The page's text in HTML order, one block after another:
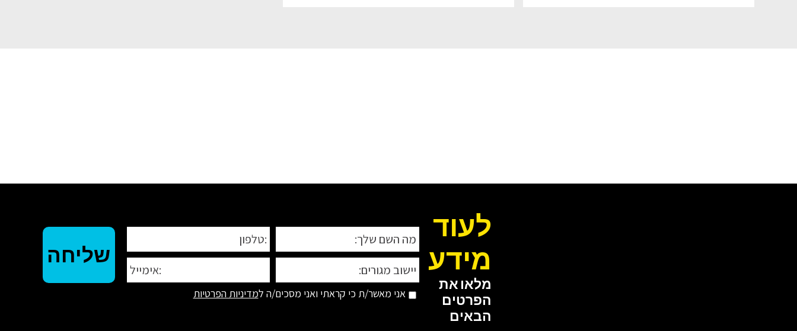
לעוד
מידע
מלאו את
הפרטים
הבאים
אני מאשר/ת כי קראתי ואני מסכים/ה למדיניות הפרטיות